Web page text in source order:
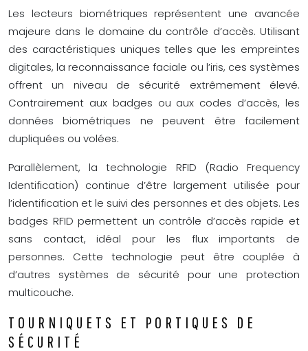
Les lecteurs biométriques représentent une avancée
majeure dans le domaine du contrôle d’accès. Utilisant
des caractéristiques uniques telles que les empreintes
digitales, la reconnaissance faciale ou l’iris, ces systèmes
offrent un niveau de sécurité extrêmement élevé.
Contrairement aux badges ou aux codes d’accès, les
données biométriques ne peuvent être facilement
dupliquées ou volées.
Parallèlement, la technologie RFID (Radio Frequency
Identification) continue d’être largement utilisée pour
l’identification et le suivi des personnes et des objets. Les
badges RFID permettent un contrôle d’accès rapide et
sans contact, idéal pour les flux importants de
personnes. Cette technologie peut être couplée à
d’autres systèmes de sécurité pour une protection
multicouche.
TOURNIQUETS ET PORTIQUES DE
SÉCURITÉ